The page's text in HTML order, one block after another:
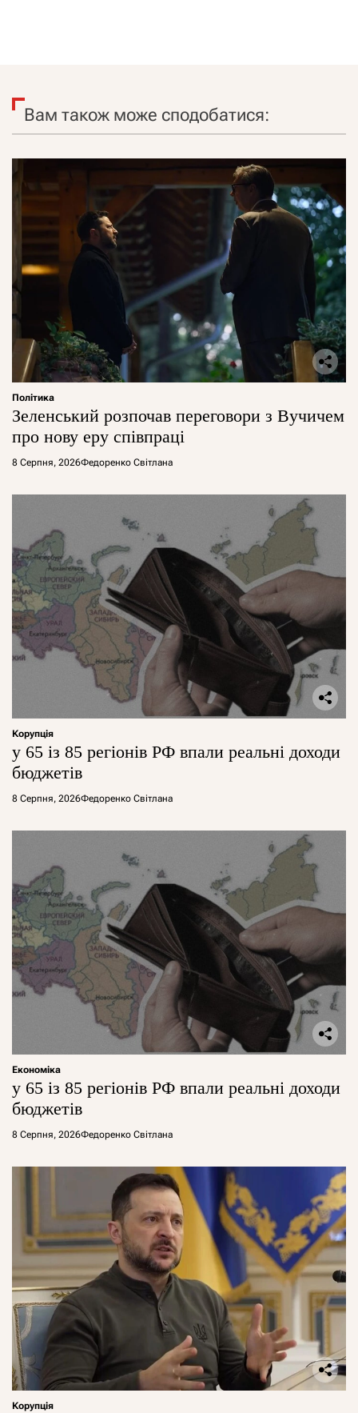
Вам також може сподобатися:
Політика
Зеленський розпочав переговори з Вучичем
про нову еру співпраці
8 Серпня, 2026Федоренко Світлана
Корупція
у 65 із 85 регіонів РФ впали реальні доходи
бюджетів
8 Серпня, 2026Федоренко Світлана
Економіка
у 65 із 85 регіонів РФ впали реальні доходи
бюджетів
8 Серпня, 2026Федоренко Світлана
Корупція